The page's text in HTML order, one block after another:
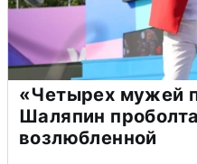
«Четырех мужей
Шаляпин
возлюбленной